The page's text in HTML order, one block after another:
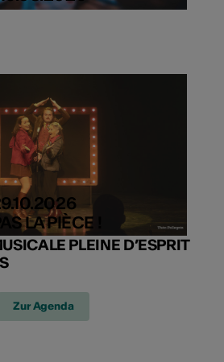
LA PIÈCE !
PLEINE D’ESPRIT
Zur Agenda